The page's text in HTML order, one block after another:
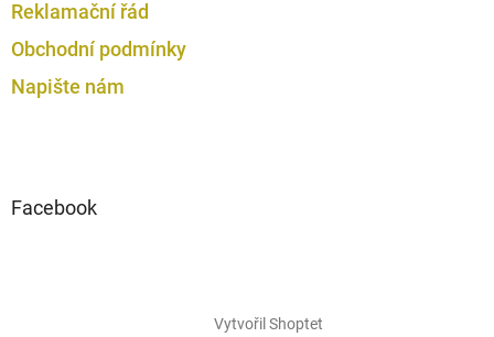
Reklamační řád
Obchodní podmínky
Napište nám
Facebook
Vytvořil Shoptet